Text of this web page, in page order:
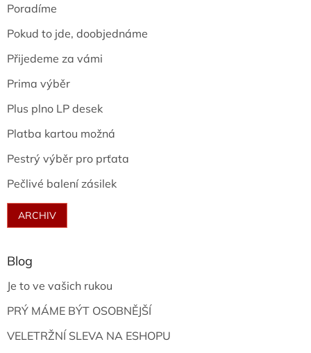
Poradíme
Pokud to jde, doobjednáme
Přijedeme za vámi
Prima výběr
Plus plno LP desek
Platba kartou možná
Pestrý výběr pro prťata
Pečlivé balení zásilek
ARCHIV
Blog
Je to ve vašich rukou
PRÝ MÁME BÝT OSOBNĚJŠÍ
VELETRŽNÍ SLEVA NA ESHOPU